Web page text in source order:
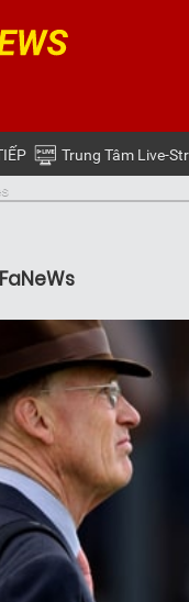
Trung Tâm Live-